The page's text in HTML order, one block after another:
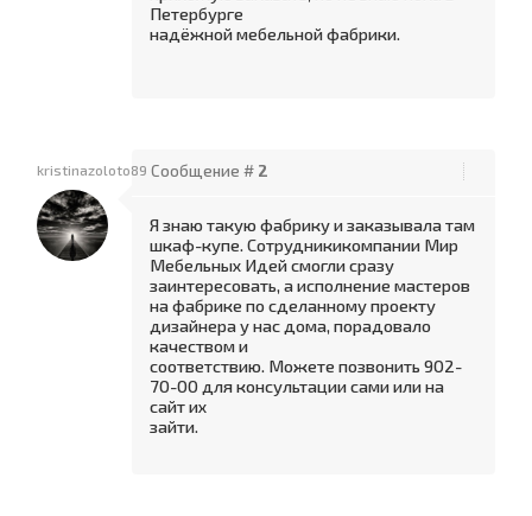
Петербурге
надёжной мебельной фабрики.
kristinazoloto89 Сообщение # 2
Я знаю такую фабрику и заказывала там
шкаф-купе. Сотрудникикомпании Мир
Мебельных Идей смогли сразу
заинтересовать, а исполнение мастеров
на фабрике по сделанному проекту
дизайнера у нас дома, порадовало
качеством и
соответствию. Можете позвонить 902-
70-00 для консультации сами или на
сайт их
зайти.